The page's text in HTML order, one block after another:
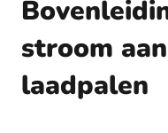
stroom
laadpalen